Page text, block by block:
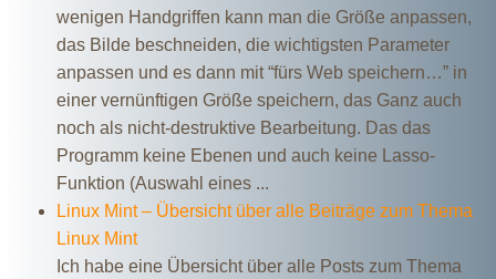
wenigen Handgriffen kann man die Größe anpassen,
das Bilde beschneiden, die wichtigsten Parameter
anpassen und es dann mit “fürs Web speichern…” in
einer vernünftigen Größe speichern, das Ganz auch
noch als nicht-destruktive Bearbeitung. Das das
Programm keine Ebenen und auch keine Lasso-
Funktion (Auswahl eines ...
Linux Mint – Übersicht über alle Beiträge zum Thema
Linux Mint
Ich habe eine Übersicht über alle Posts zum Thema